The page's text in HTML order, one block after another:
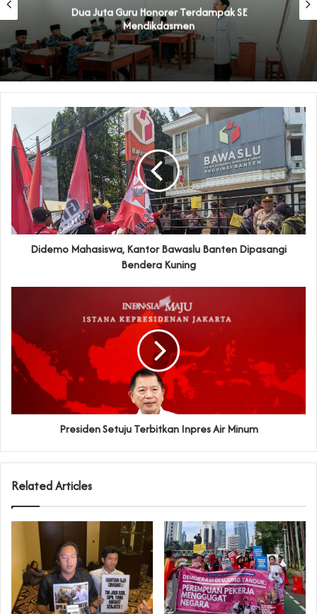
Dua Juta Guru Honorer Terdampak SE
Mendikdasmen
Didemo Mahasiswa, Kantor Bawaslu Banten Dipasangi
Bendera Kuning
Presiden Setuju Terbitkan Inpres Air Minum
Related Articles